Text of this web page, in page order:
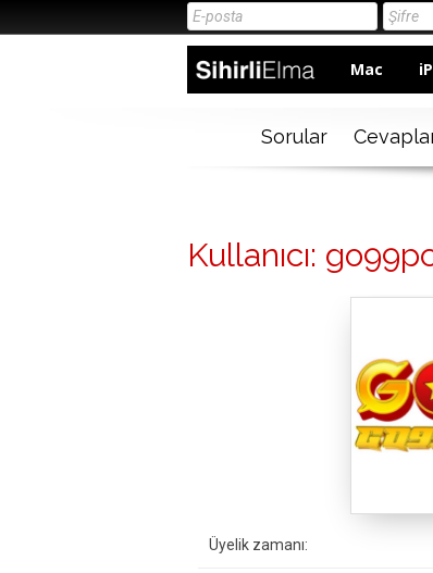
Mac
Sorular
Kullanıcı:
Üyelik zamanı: